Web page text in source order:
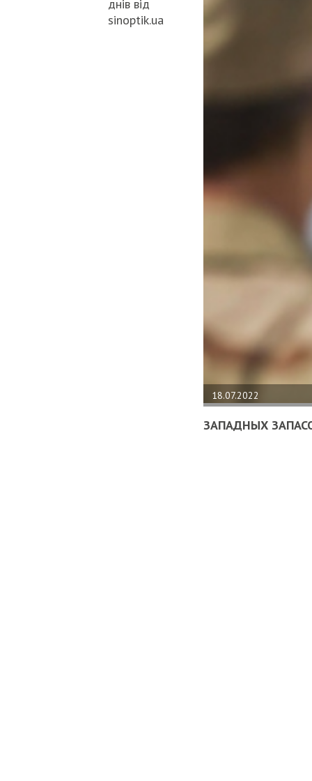
18.07.2022
ЗАПАДНЫХ
днів від
sinoptik.ua